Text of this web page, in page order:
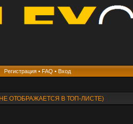
Регистрация• FAQ • Вход
(НЕ ОТОБРАЖАЕТСЯ В ТОП-ЛИСТЕ)